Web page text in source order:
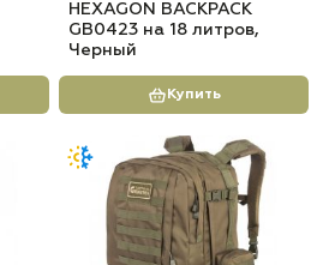
HEXAGON BACKPACK
GB0423 на 18 литров,
Черный
Купить